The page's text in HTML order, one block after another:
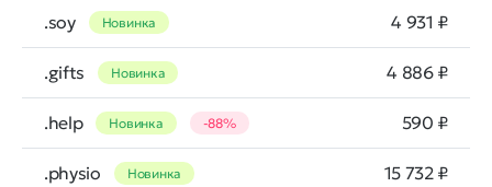
.soy Новинка 4 931 ₽
.gifts Новинка 4 886 ₽
.help Новинка -88% 590 ₽
.physio Новинка 15 732 ₽